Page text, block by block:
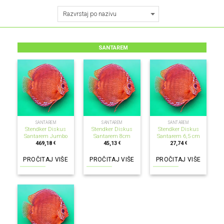
SANTAREM
NEMA NA ZALIHI
SANTAREM
Stendker Diskus
Santarem Jumbo
469,18€
PROČITAJ VIŠE
NEMA NA ZALIHI
SANTAREM
Stendker Diskus
Santarem 8cm
45,13 €
PROČITAJ VIŠE
NEMA NA ZALIHI
SANTAREM
Stendker Diskus
Santarem 6,5 cm
27,74 €
PROČITAJ VIŠE
NEMA NA ZALIHI